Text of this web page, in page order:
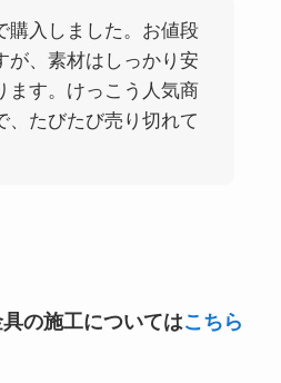
購入しました。お値段
が、素材はしっかり安
ます。けっこう人気商
、たびたび売り切れて
の施工についてはこちら